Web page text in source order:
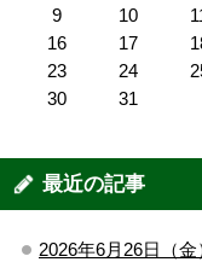
9
10
16
17
23
24
30
31
最近の記事
2026年6月26日（